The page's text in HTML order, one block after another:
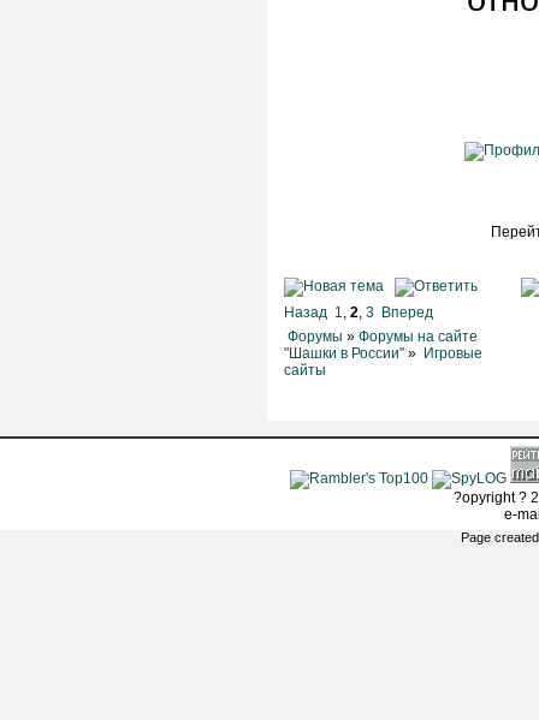
Назад 1, 2, 3 Вперед
Форумы » Форумы на сайте
"Шашки в России" » Игровые
сайты
?opyright ?
e-
Page